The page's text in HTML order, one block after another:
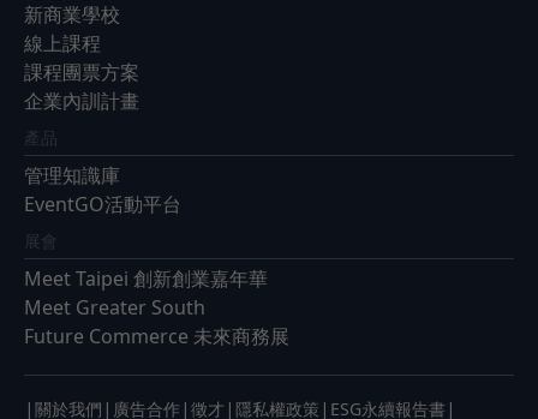
新商業學校
線上課程
課程團票方案
企業內訓計畫
產品
管理知識庫
EventGO活動平台
展會
Meet Taipei 創新創業嘉年華
Meet Greater South
Future Commerce 未來商務展
| 關於我們 | 廣告合作 | 徵才 | 隱私權政策 | ESG永續報告書 |